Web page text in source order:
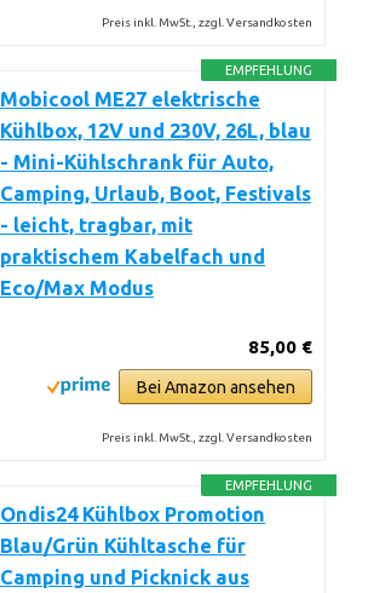
Preis inkl. MwSt., zzgl. Versandkosten
EMPFEHLUNG
Mobicool ME27 elektrische
Kühlbox, 12V und 230V, 26L, blau
- Mini-Kühlschrank für Auto,
Camping, Urlaub, Boot, Festivals
- leicht, tragbar, mit
praktischem Kabelfach und
Eco/Max Modus
85,00 €
Bei Amazon ansehen
Preis inkl. MwSt., zzgl. Versandkosten
EMPFEHLUNG
Ondis24 Kühlbox Promotion
Blau/Grün Kühltasche für
Camping und Picknick aus